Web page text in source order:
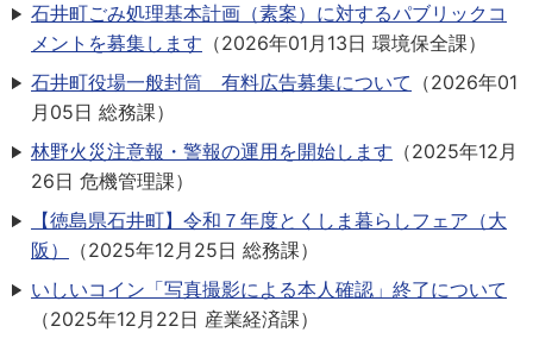
石井町ごみ処理基本計画（素案）に対するパブリックコ
メントを募集します （2026年01月13日 環境保全課）
石井町役場一般封筒 有料広告募集について （2026年01
月05日 総務課）
林野火災注意報・警報の運用を開始します （2025年12月
26日 危機管理課）
【徳島県石井町】令和７年度とくしま暮らしフェア（大
阪）
（2025年12月25日 総務課）
いしいコイン「写真撮影による本人確認」終了について
（2025年12月22日 産業経済課）